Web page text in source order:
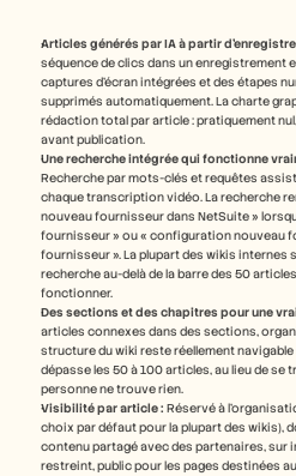
Articles générés par IA à partir
séquence de clics dans un enregistrement
captures d'écran intégrées et des étapes
supprimés automatiquement. La charte
rédaction total par article : pratiquement
avant publication.
Une recherche intégrée qui fonctionne
Recherche par mots-clés et requêtes
chaque transcription vidéo. La recherche
nouveau fournisseur dans NetSuite »
fournisseur » ou « configuration nouveau
fournisseur ». La plupart des wikis internes
recherche au-delà de la barre des 50
fonctionner.
Des sections et des chapitres pour une
articles connexes dans des sections,
structure du wiki reste réellement
dépasse les 50 à 100 articles, au lieu de se
personne ne trouve rien.
Visibilité par article : Réservé à
choix par défaut pour la plupart des wikis),
contenu partagé avec des partenaires, sur
restreint, public pour les pages destinées